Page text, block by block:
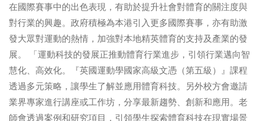
在國際賽事中的出色表現，有助於提升社會對體育的關注度與
對行業的興趣。政府積極為本港引入更多國際賽事，亦有助激
發大眾對運動的熱情，加強對本地精英體育的支持及產業的發
展。 「運動科技的發展正推動體育行業進步，引領行業邁向智
慧化、高效化。『英國運動學國家高級文憑（第五級）』課程
透過多元策略，讓學生了解並應用體育科技。另外校方會邀請
業界專家進行講座或工作坊，分享最新趨勢、創新和應用。老
師會透過案例和研究項目，引領學生探索體育科技在現實場景